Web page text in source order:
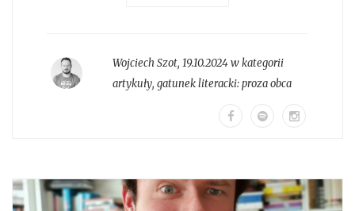
Wojciech Szot, 19.10.2024 w kategorii
artykuły, gatunek literacki:proza obca